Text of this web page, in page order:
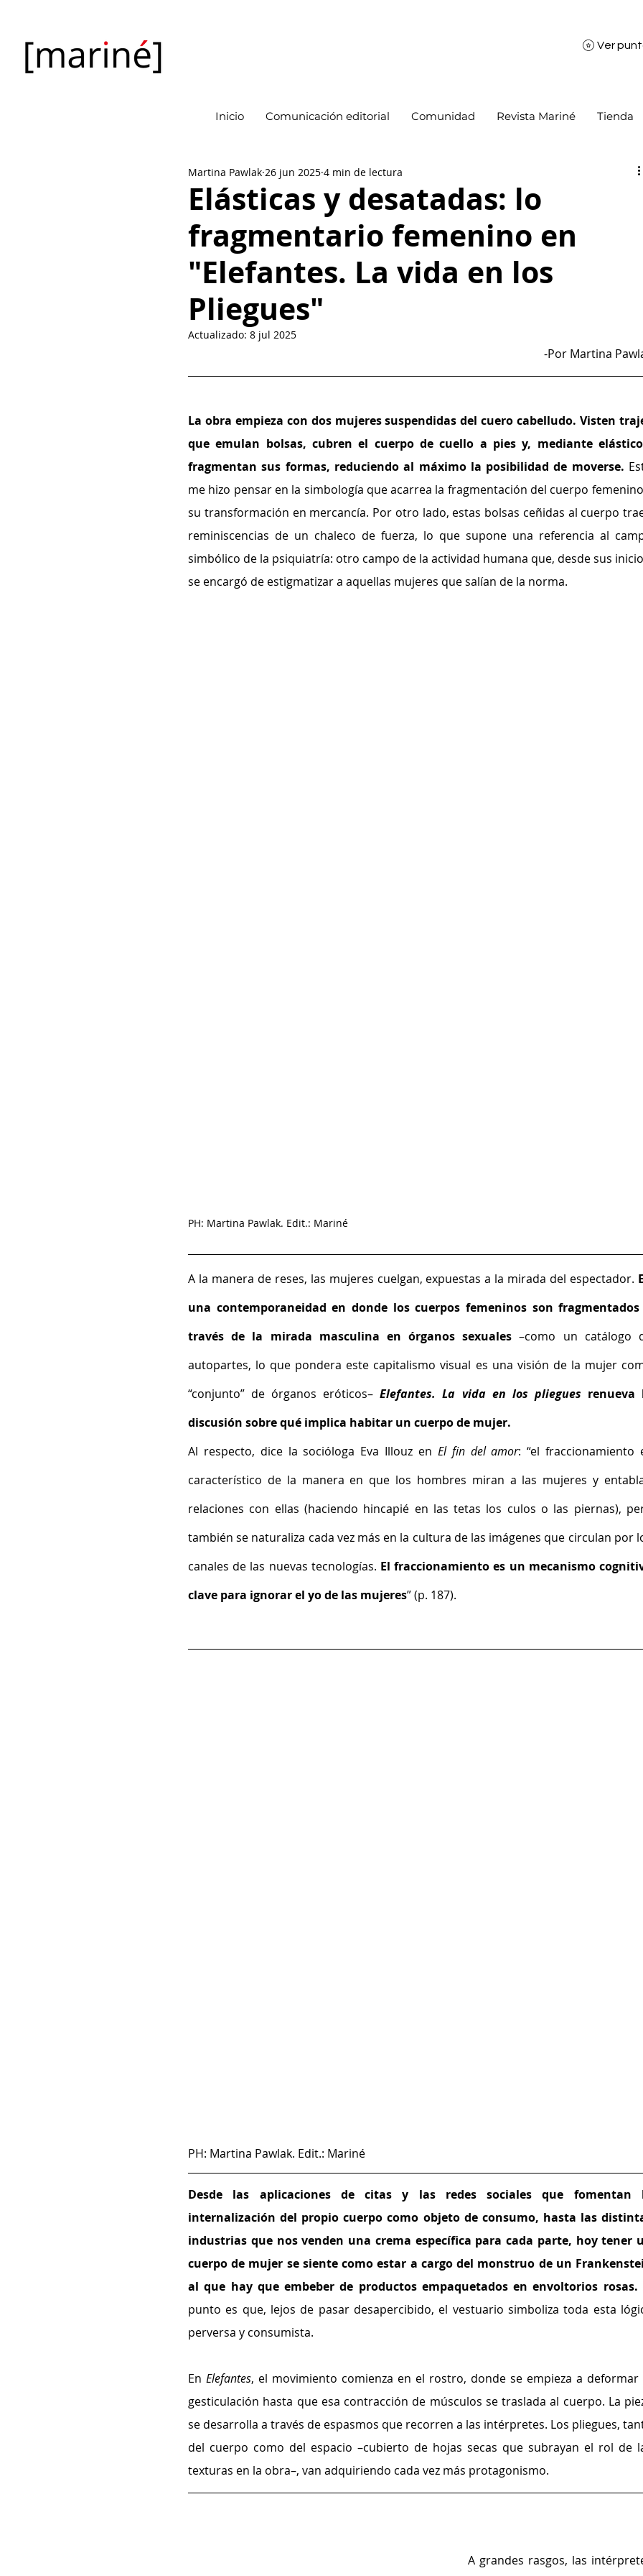
Ver
Inicio Comunicación editorial Comunidad Revista Mariné Tienda
Elásticas y desatadas: lo
fragmentario femenino en
"Elefantes. La vida en los
Pliegues"
Martina Pawlak 26 jun 2025 4 min de lectura
Actualizado: 8 jul 2025
-Por Martina
La obra empieza con dos mujeres suspendidas del cuero cabelludo. Visten
que emulan bolsas, cubren el cuerpo de cuello a pies y, mediante
fragmentan sus formas, reduciendo al máximo la posibilidad de moverse.
me hizo pensar en la simbología que acarrea la fragmentación del cuerpo
su transformación en mercancía. Por otro lado, estas bolsas ceñidas al cuerpo
reminiscencias de un chaleco de fuerza, lo que supone una referencia al
simbólico de la psiquiatría: otro campo de la actividad humana que, desde sus
se encargó de estigmatizar a aquellas mujeres que salían de la norma.
PH: Martina Pawlak. Edit.: Mariné
A la manera de reses, las mujeres cuelgan, expuestas a la mirada del espectador.
una contemporaneidad en donde los cuerpos femeninos son
través de la mirada masculina en órganos sexuales –como un catálogo
autopartes, lo que pondera este capitalismo visual es una visión de la mujer
“conjunto” de órganos eróticos– Elefantes. La vida en los pliegues renueva
discusión sobre qué implica habitar un cuerpo de mujer.
Al respecto, dice la socióloga Eva Illouz en El fin del amor: “el fraccionamiento
característico de la manera en que los hombres miran a las mujeres y
relaciones con ellas (haciendo hincapié en las tetas los culos o las piernas),
también se naturaliza cada vez más en la cultura de las imágenes que circulan por
canales de las nuevas tecnologías. El fraccionamiento es un mecanismo
clave para ignorar el yo de las mujeres” (p. 187).
PH: Martina Pawlak. Edit.: Mariné
Desde las aplicaciones de citas y las redes sociales que fomentan
internalización del propio cuerpo como objeto de consumo, hasta las
industrias que nos venden una crema específica para cada parte, hoy tener
cuerpo de mujer se siente como estar a cargo del monstruo de un
al que hay que embeber de productos empaquetados en envoltorios rosas.
punto es que, lejos de pasar desapercibido, el vestuario simboliza toda esta
perversa y consumista.
En Elefantes, el movimiento comienza en el rostro, donde se empieza a deformar
gesticulación hasta que esa contracción de músculos se traslada al cuerpo. La
se desarrolla a través de espasmos que recorren a las intérpretes. Los pliegues,
del cuerpo como del espacio –cubierto de hojas secas que subrayan el rol de
texturas en la obra–, van adquiriendo cada vez más protagonismo.
A grandes rasgos, las